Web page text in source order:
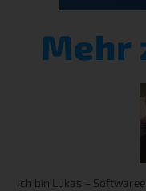
Mehr
Ich bin Lukas –